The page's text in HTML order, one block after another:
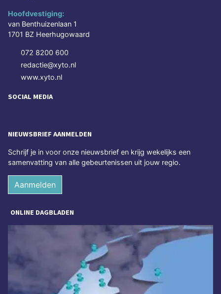
Hoofdvestiging:
van Benthuizenlaan 1
1701 BZ Heerhugowaard
072 8200 600
redactie@xyto.nl
www.xyto.nl
SOCIAL MEDIA
NIEUWSBRIEF AANMELDEN
Schrijf je in voor onze nieuwsbrief en krijg wekelijks een
samenvatting van alle gebeurtenissen uit jouw regio.
Aanmelden
ONLINE DAGBLADEN